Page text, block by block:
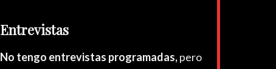
Entrevistas
No tengo entrevistas programadas,pero